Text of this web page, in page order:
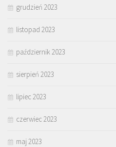
grudzień 2023
listopad 2023
październik 2023
sierpień 2023
lipiec 2023
czerwiec 2023
maj 2023